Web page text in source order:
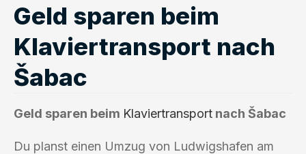
Geld sparen beim
Klaviertransport nach
Šabac
Geld sparen beim Klaviertransport nach Šabac
Du planst einen Umzug von Ludwigshafen am